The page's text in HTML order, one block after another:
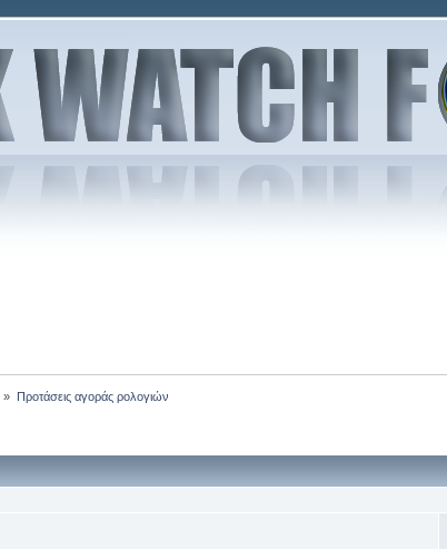
» Προτάσεις αγοράς ρολογιών